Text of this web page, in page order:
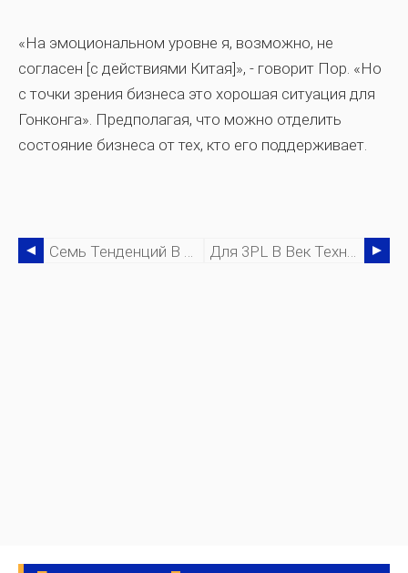
«На эмоциональном уровне я, возможно, не
согласен [с действиями Китая]», - говорит Пор. «Но
с точки зрения бизнеса это хорошая ситуация для
Гонконга». Предполагая, что можно отделить
состояние бизнеса от тех, кто его поддерживает.
Семь Тенденций В Цепочке Поставок, За Которыми Стоит Следить В 2021 Году Для 3PL В Век Технологий Люди По-Прежнему Являются Ключом К Успеху